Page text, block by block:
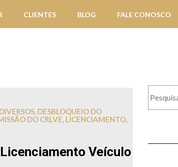
CLIENTES BLOG FALE CONOSCO
, DESBLOQUEIO DO
DO CRLVE, LICENCIAMENTO,
Veículo